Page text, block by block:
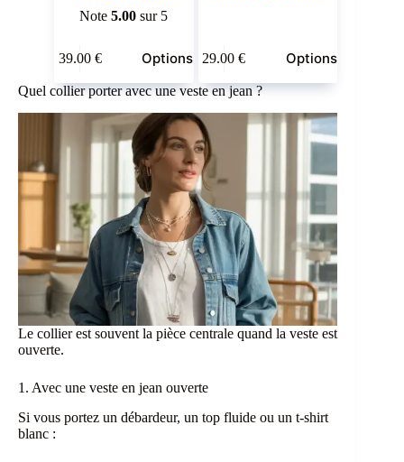
Note5.00 sur 5
39.00 € Options
produit
plusieurs
variations.
peuvent
être
choisies
page
du
produit
29.00€ Options
produit
plusieurs
variations.
Les
options
peuvent
être
choisies
sur
la
page
du
produit
Quel collier porter avec une veste en jean ?
Le collier est souvent la pièce centrale quand la veste est
ouverte.
1. Avec une veste en jean ouverte
Si vous portez un débardeur, un top fluide ou un t-shirt
blanc :